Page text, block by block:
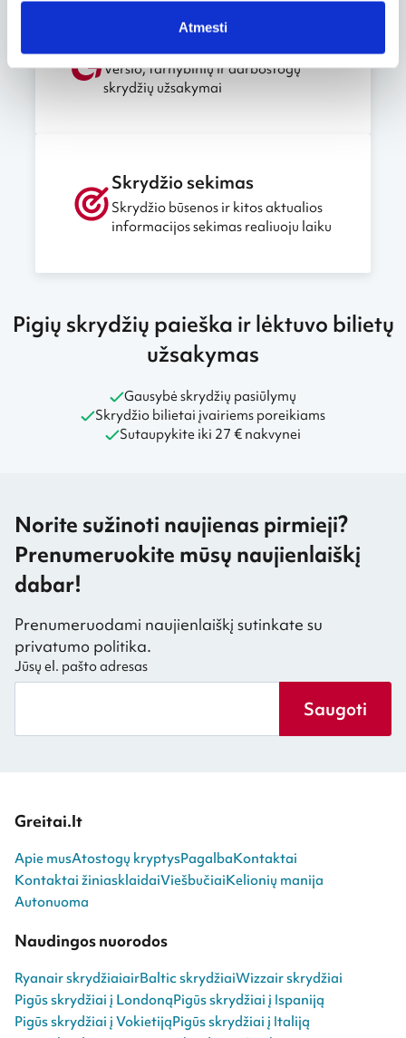
Atmesti
Verslo, tarnybinių ir darbostogų
skrydžių užsakymai
Skrydžio sekimas
Skrydžio būsenos ir kitos aktualios
informacijos sekimas realiuoju laiku
Pigių skrydžių paieška ir lėktuvo bilietų
užsakymas
Gausybė skrydžių pasiūlymų
Skrydžio bilietai įvairiems poreikiams
Sutaupykite iki 27 € nakvynei
Norite sužinoti naujienas pirmieji?
Prenumeruokite mūsų naujienlaiškį
dabar!
Prenumeruodami naujienlaiškį sutinkate su
privatumo politika.
Jūsų el. pašto adresas
Saugoti
Greitai.lt
Apie musAtostogų kryptysPagalbaKontaktai
Kontaktai žiniasklaidaiViešbučiaiKelionių manija
Autonuoma
Naudingos nuorodos
Ryanair skrydžiaiairBaltic skrydžiaiWizzair skrydžiai
Pigūs skrydžiai į LondonąPigūs skrydžiai į Ispaniją
Pigūs skrydžiai į VokietijąPigūs skrydžiai į Italiją